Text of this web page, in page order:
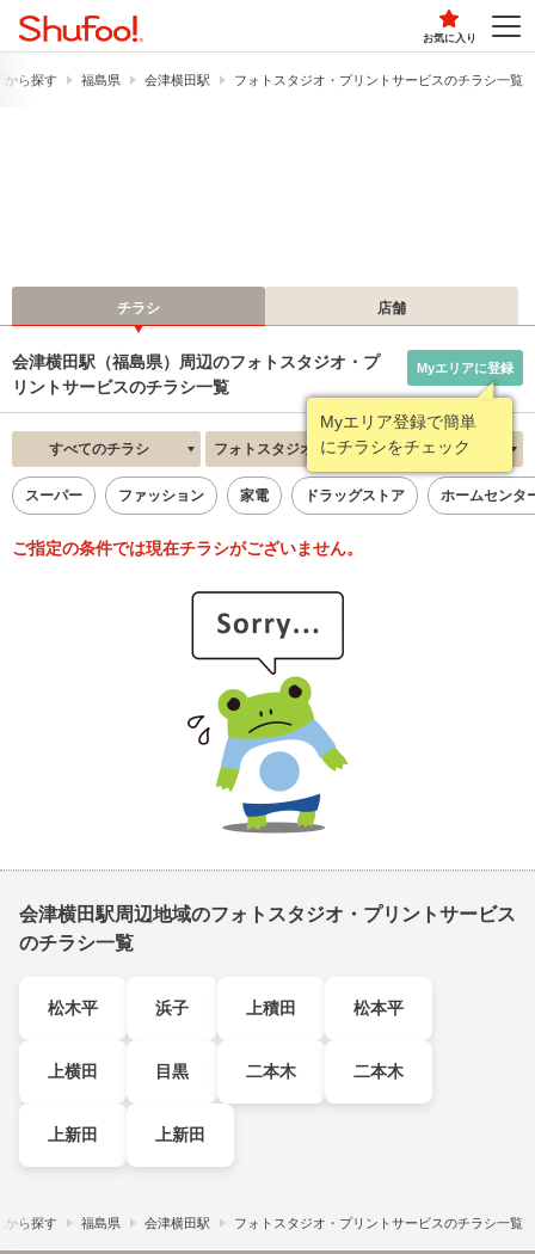
お気に入り
から探す 福島県 会津横田駅 フォトスタジオ・プリントサービスのチラシ一覧
チラシ 店舗
会津横田駅（福島県）周辺のフォトスタジオ・プ
リントサービスのチラシ一覧
Myエリア登録で簡単
にチラシをチェック
Myエリアに登録
すべてのチラシ フォトスタジオ・プリントサービス 新着順
スーパー ファッション 家電 ドラッグストア ホームセンタ
ご指定の条件では現在チラシがございません。
会津横田駅周辺地域のフォトスタジオ・プリントサービス
のチラシ一覧
松木平 浜子 上積田 松本平
上横田 目黒 二本木 二本木
上新田 上新田
から探す 福島県 会津横田駅 フォトスタジオ・プリントサービスのチラシ一覧